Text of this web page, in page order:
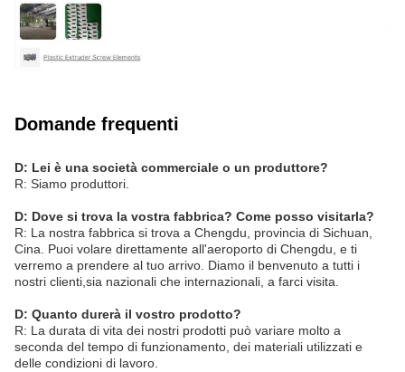
Domande frequenti
D: Lei è una società commerciale o un produttore?
R: Siamo produttori.
D: Dove si trova la vostra fabbrica? Come posso visitarla?
R: La nostra fabbrica si trova a Chengdu, provincia di Sichuan,
Cina. Puoi volare direttamente all'aeroporto di Chengdu, e ti
verremo a prendere al tuo arrivo. Diamo il benvenuto a tutti i
nostri clienti,sia nazionali che internazionali, a farci visita.
D: Quanto durerà il vostro prodotto?
R: La durata di vita dei nostri prodotti può variare molto a
seconda del tempo di funzionamento, dei materiali utilizzati e
delle condizioni di lavoro.